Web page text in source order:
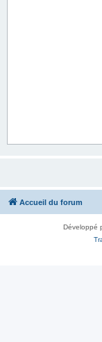
Accueil du forum
Développé